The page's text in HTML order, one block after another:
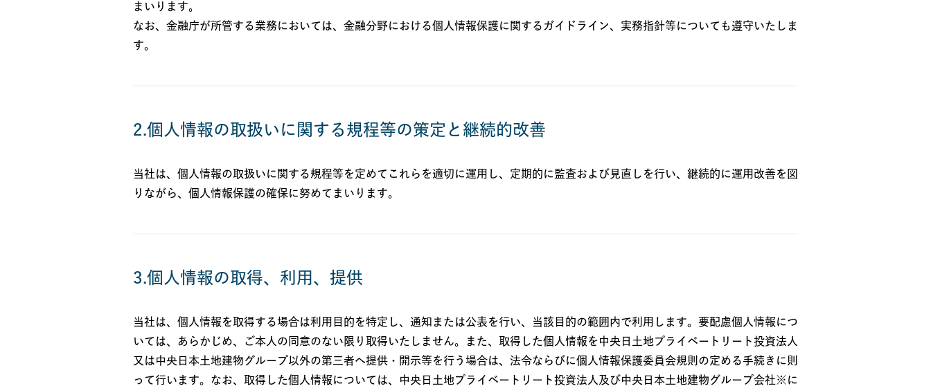
まいります。
なお、金融庁が所管する業務においては、金融分野における個人情報保護に関するガイドライン、実務指針等についても遵守いたしま
す。
2.個人情報の取扱いに関する規程等の策定と継続的改善
当社は、個人情報の取扱いに関する規程等を定めてこれらを適切に運用し、定期的に監査および見直しを行い、継続的に運用改善を図
りながら、個人情報保護の確保に努めてまいります。
3.個人情報の取得、利用、提供
当社は、個人情報を取得する場合は利用目的を特定し、通知または公表を行い、当該目的の範囲内で利用します。要配慮個人情報につ
いては、あらかじめ、ご本人の同意のない限り取得いたしません。また、取得した個人情報を中央日土地プライベートリート投資法人
又は中央日本土地建物グループ以外の第三者へ提供・開示等を行う場合は、法令ならびに個人情報保護委員会規則の定める手続きに則
って行います。なお、取得した個人情報については、中央日土地プライベートリート投資法人及び中央日本土地建物グループ会社※に